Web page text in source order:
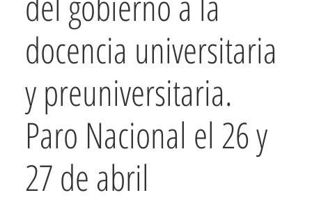
docencia universitaria
y preuniversitaria.
Paro Nacional el 26 y
27 de abril